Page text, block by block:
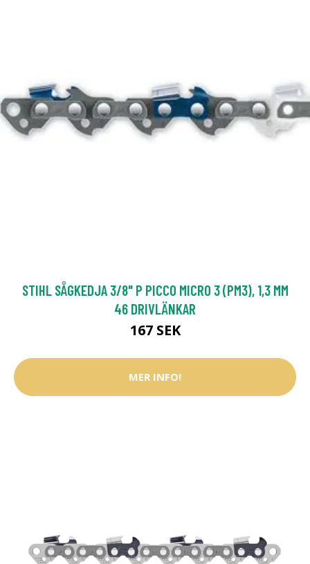
STIHL SÅGKEDJA 3/8" P PICCO MICRO 3 (PM3), 1,3 MM
46 DRIVLÄNKAR
167 SEK
MER INFO!